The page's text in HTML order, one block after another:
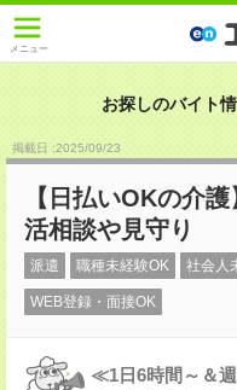
メニュー
お探しのバイト
掲載日 :2025/09/23
【日払いOKの介
活相談や見守り
派遣 職種未経験OK 社会人
WEB登録・面接OK
≪1日6時間～＆